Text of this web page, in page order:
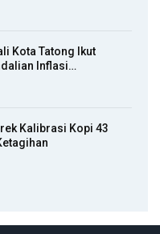
Kota Tatong Ikut
Inflasi…
Kalibrasi Kopi 43